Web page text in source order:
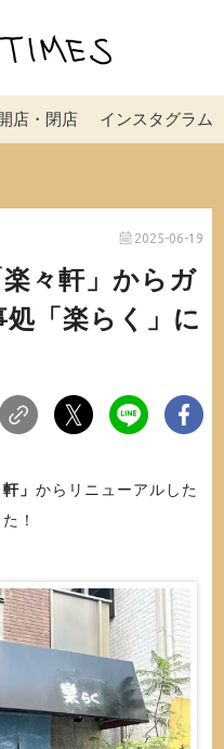
店・閉店 インスタグラム
2025-06-19
々軒」からガ
「楽らく」に
」 からリニューアルした
！